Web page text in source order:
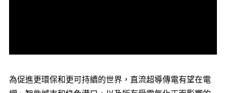
為促進更環保和更可持續的世界，直流超導傳電有望在電